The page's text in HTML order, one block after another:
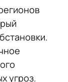
угроз.